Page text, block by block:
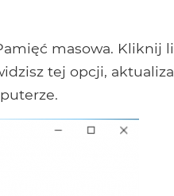
masowa. Kliknij
tej opcji,